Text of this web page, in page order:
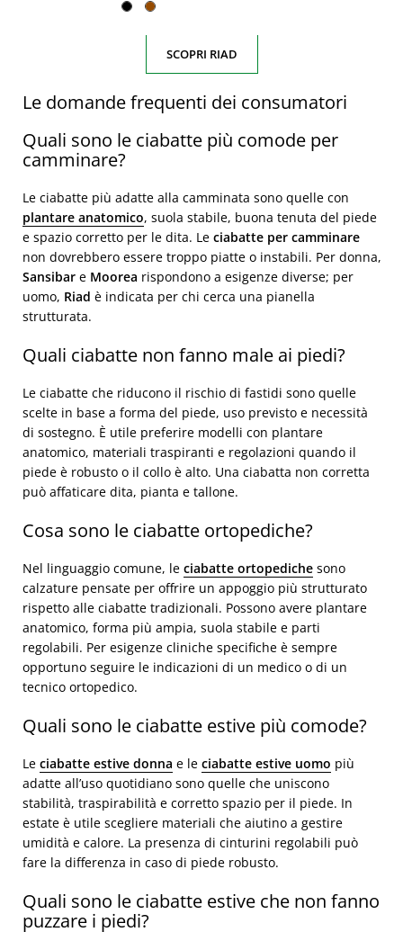
SCOPRI RIAD
Le domande frequenti dei consumatori
Quali sono le ciabatte più comode per
camminare?
Le ciabatte più adatte alla camminata sono quelle con
plantare anatomico, suola stabile, buona tenuta del piede
e spazio corretto per le dita. Le ciabatte per camminare
non dovrebbero essere troppo piatte o instabili. Per donna,
Sansibar e Moorea rispondono a esigenze diverse; per
uomo, Riad è indicata per chi cerca una pianella
strutturata.
Quali ciabatte non fanno male ai piedi?
Le ciabatte che riducono il rischio di fastidi sono quelle
scelte in base a forma del piede, uso previsto e necessità
di sostegno. È utile preferire modelli con plantare
anatomico, materiali traspiranti e regolazioni quando il
piede è robusto o il collo è alto. Una ciabatta non corretta
può affaticare dita, pianta e tallone.
Cosa sono le ciabatte ortopediche?
Nel linguaggio comune, le ciabatte ortopediche sono
calzature pensate per offrire un appoggio più strutturato
rispetto alle ciabatte tradizionali. Possono avere plantare
anatomico, forma più ampia, suola stabile e parti
regolabili. Per esigenze cliniche specifiche è sempre
opportuno seguire le indicazioni di un medico o di un
tecnico ortopedico.
Quali sono le ciabatte estive più comode?
Le ciabatte estive donna e le ciabatte estive uomo più
adatte all’uso quotidiano sono quelle che uniscono
stabilità, traspirabilità e corretto spazio per il piede. In
estate è utile scegliere materiali che aiutino a gestire
umidità e calore. La presenza di cinturini regolabili può
fare la differenza in caso di piede robusto.
Quali sono le ciabatte estive che non fanno
puzzare i piedi?